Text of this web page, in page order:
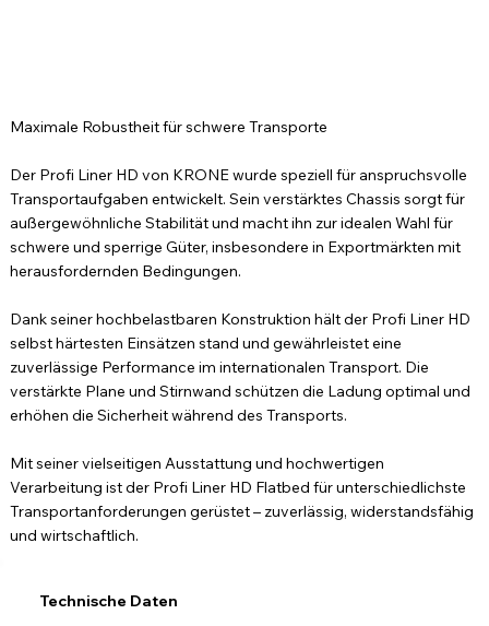
Maximale Robustheit für schwere Transporte
Der Profi Liner HD von KRONE wurde speziell für anspruchsvolle
Transportaufgaben entwickelt. Sein verstärktes Chassis sorgt für
außergewöhnliche Stabilität und macht ihn zur idealen Wahl für
schwere und sperrige Güter, insbesondere in Exportmärkten mit
herausfordernden Bedingungen.
Dank seiner hochbelastbaren Konstruktion hält der Profi Liner HD
selbst härtesten Einsätzen stand und gewährleistet eine
zuverlässige Performance im internationalen Transport. Die
verstärkte Plane und Stirnwand schützen die Ladung optimal und
erhöhen die Sicherheit während des Transports.
Mit seiner vielseitigen Ausstattung und hochwertigen
Verarbeitung ist der Profi Liner HD Flatbed für unterschiedlichste
Transportanforderungen gerüstet – zuverlässig, widerstandsfähig
und wirtschaftlich.
Technische Daten